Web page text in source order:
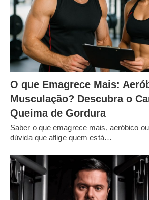
O que Emagrece Mais:
Musculação? Descubra o
Queima de Gordura
Saber o que emagrece mais, aeróbico
dúvida que aflige quem está…